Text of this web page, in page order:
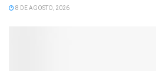
8 DE AGOSTO, 2026